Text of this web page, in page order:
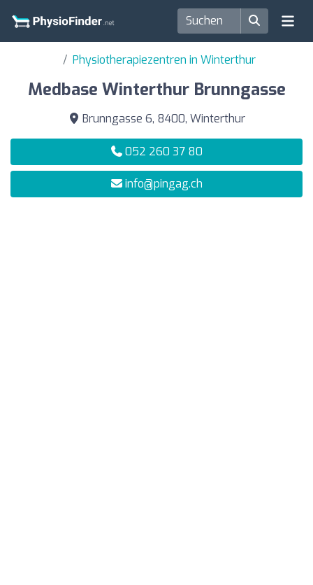
Physiotherapiezentren in Winterthur
Medbase Winterthur Brunngasse
Brunngasse 6, 8400, Winterthur
052 260 37 80
info@pingag.ch